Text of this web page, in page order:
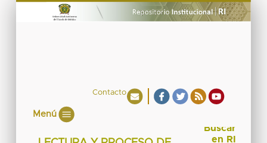
Contacto
Menú
Buscar
en RI